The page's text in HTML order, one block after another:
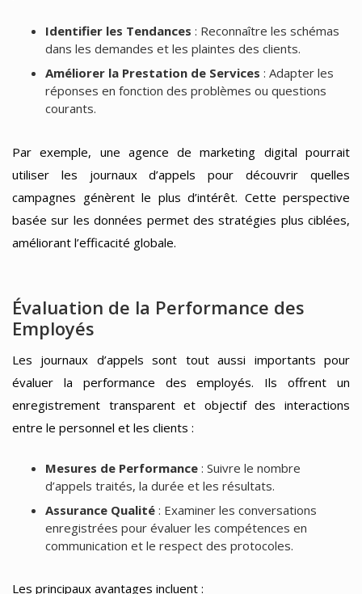
Identifier les Tendances : Reconnaître les schémas
dans les demandes et les plaintes des clients.
Améliorer la Prestation de Services : Adapter les
réponses en fonction des problèmes ou questions
courants.
Par exemple, une agence de marketing digital pourrait
utiliser les journaux d’appels pour découvrir quelles
campagnes génèrent le plus d’intérêt. Cette perspective
basée sur les données permet des stratégies plus ciblées,
améliorant l’efficacité globale.
Évaluation de la Performance des
Employés
Les journaux d’appels sont tout aussi importants pour
évaluer la performance des employés. Ils offrent un
enregistrement transparent et objectif des interactions
entre le personnel et les clients :
Mesures de Performance: Suivre le nombre
d’appels traités, la durée et les résultats.
Assurance Qualité: Examiner les conversations
enregistrées pour évaluer les compétences en
communication et le respect des protocoles.
Les principaux avantages incluent :